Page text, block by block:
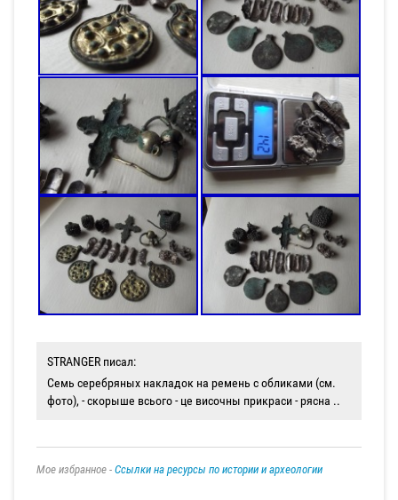
STRANGER писал:
Семь серебряных накладок на ремень с обликами (см.
фото), - cкорыше всього - це височны прикраси - рясна ..
Мое избранное - Ссылки на ресурсы по истории и археологии